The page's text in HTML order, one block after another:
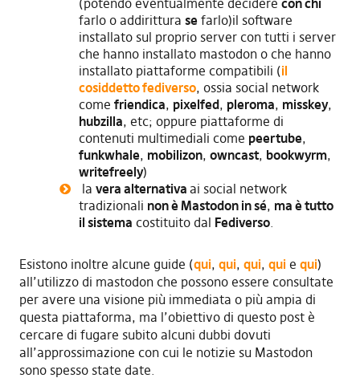
farlo o addirittura sefarlo)il software
installato sul proprio server con tutti i server
che hanno installato mastodon o che hanno
installato piattaforme compatibili (il
cosiddetto fediverso, ossia social network
come friendica, pixelfed, pleroma, misskey,
hubzilla, etc; oppure piattaforme di
contenuti multimediali come peertube,
funkwhale, mobilizon, owncast, bookwyrm,
writefreely)
la vera alternativa ai social network
tradizionali non è Mastodon in sé, ma è tutto
il sistema costituito dal Fediverso.
Esistono inoltre alcune guide (qui, qui, qui, qui e qui)
all’utilizzo di mastodon che possono essere consultate
per avere una visione più immediata o più ampia di
questa piattaforma, ma l’obiettivo di questo post è
cercare di fugare subito alcuni dubbi dovuti
all’approssimazione con cui le notizie su Mastodon
sono spesso state date.